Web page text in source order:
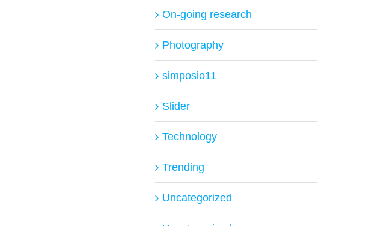
On-going research
Photography
simposio11
Slider
Technology
Trending
Uncategorized